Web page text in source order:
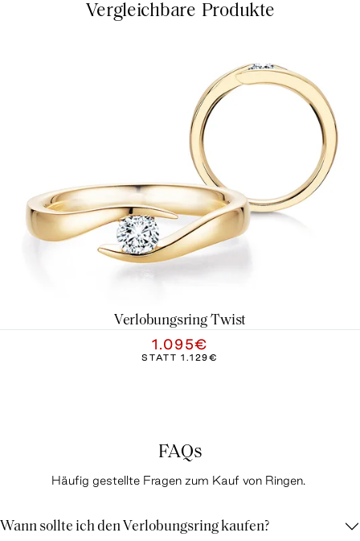
Vergleichbare Produkte
Verlobungsring Twist
1.095€
STATT 1.129€
FAQs
Häufig gestellte Fragen zum Kauf von Ringen.
Wann sollte ich den Verlobungsring kaufen?